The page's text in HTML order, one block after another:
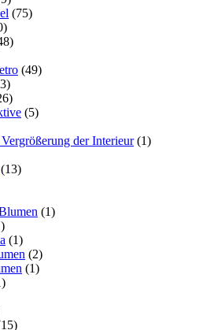
(75)
(49)
(5)
der Interieur (1)
(13)
(1)
(1)
(2)
(1)